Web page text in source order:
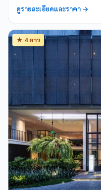
ดูรายละเอียดและราคา →
★ 4 ดาว